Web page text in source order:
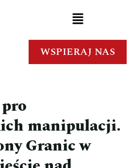
WSPIERAJ NAS
manipulacji.
Granic w